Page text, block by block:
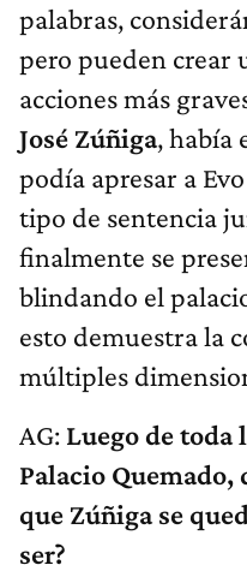
palabras,
pero pueden crear
acciones más
José Zúñiga, había
podía apresar a
tipo de sentencia
finalmente se
blindando el
esto demuestra la
múltiples
AG: Luego de toda
Palacio Quemado,
que Zúñiga se
ser?